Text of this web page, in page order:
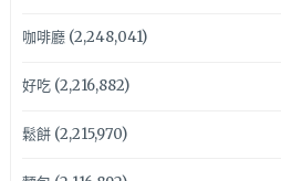
咖啡廳(2,248,041)
好吃(2,216,882)
鬆餅(2,215,970)